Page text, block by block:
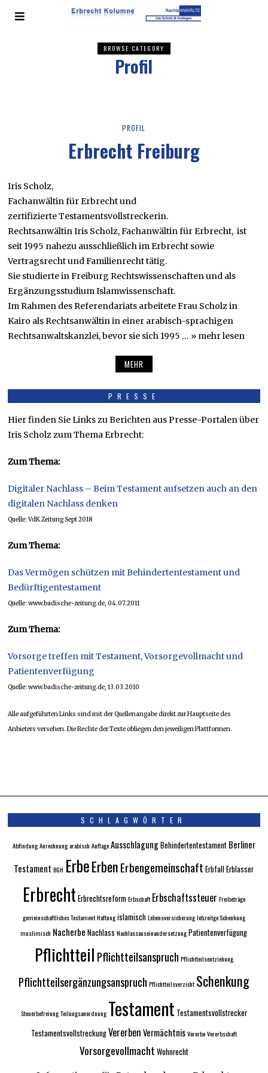
BROWSE CATEGORY
Profil
PROFIL
Erbrecht Freiburg
Iris Scholz,
Fachanwältin für Erbrecht und
zertifizierte Testamentsvollstreckerin.
Rechtsanwältin Iris Scholz, Fachanwältin für Erbrecht, ist
seit 1995 nahezu ausschließlich im Erbrecht sowie
Vertragsrecht und Familienrecht tätig.
Sie studierte in Freiburg Rechtswissenschaften und als
Ergänzungsstudium Islamwissenschaft.
Im Rahmen des Referendariats arbeitete Frau Scholz in
Kairo als Rechtsanwältin in einer arabisch-sprachigen
Rechtsanwaltskanzlei, bevor sie sich 1995 … » mehr lesen
MEHR
PRESSE
Hier finden Sie Links zu Berichten aus Presse-Portalen über
Iris Scholz zum Thema Erbrecht:
Zum Thema:
Digitaler Nachlass – Beim Testament aufsetzen auch an den
digitalen Nachlass denken
Quelle: VdK Zeitung Sept 2018
Zum Thema:
Das Vermögen schützen mit Behindertentestament und
Bedürftigentestament
Quelle: www.badische-zeitung.de, 04.07.2011
Zum Thema:
Vorsorge treffen mit Testament, Vorsorgevollmacht und
Patientenverfügung
Quelle: www.badische-zeitung.de, 13.03.2010
Alle aufgeführten Links sind mit der Quellenangabe direkt zur Hauptseite des
Anbieters versehen. Die Rechte der Texte obliegen den jeweiligen Plattformen.
SCHLAGWÖRTER
AbfindungAnrechnungarabisch AuflageAusschlagungBehindertentestament Berliner
Testament BGH ErbeErbenErbengemeinschaft ErbfallErblasser
Erbrecht ErbrechtsreformErbschaft Erbschaftssteuer Freibeträge
gemeinschaftliches TestamentHaftungislamischLebensversicherunglebzeitge Schenkung
muslimisch Nacherbe Nachlass NachlassauseinandersetzungPatientenverfügung
Pflichtteil Pflichtteilsanspruch Pflichtteilsentziehung
Pflichtteilsergänzungsanspruch Pflichtteilsverzicht Schenkung
SteuerbefreiungTeilungsanordnung Testament Testamentsvollstrecker
TestamentsvollstreckungVererbenVermächtnisVorerbeVorerbschaft
Vorsorgevollmacht Wohnrecht